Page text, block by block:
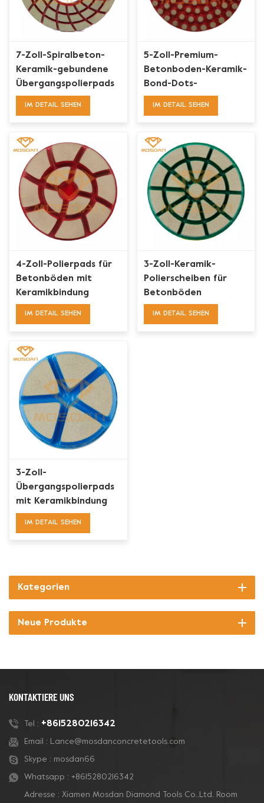
7-Zoll-Spiralbeton-
Keramik-gebundene
Übergangspolierpads
IM DETAIL SEHEN
5-Zoll-Premium-
Betonboden-Keramik-
Bond-Dots-
Polierpucks
IM DETAIL SEHEN
4-Zoll-Polierpads für
Betonböden mit
Keramikbindung
IM DETAIL SEHEN
3-Zoll-Keramik-
Polierscheiben für
Betonböden
IM DETAIL SEHEN
3-Zoll-
Übergangspolierpads
mit Keramikbindung
für Beton
IM DETAIL SEHEN
Kategorien
Neue Produkte
KONTAKTIERE UNS
Tel : +8615280216342
Email : Lance@mosdanconcretetools.com
Skype : mosdan66
Whatsapp : +8615280216342
Adresse : Xiamen Mosdan Diamond Tools Co.,Ltd. Room